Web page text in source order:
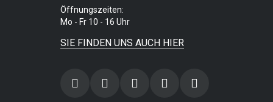
Öffnungszeiten:
Mo - Fr 10 - 16 Uhr
SIE FINDEN UNS AUCH HIER